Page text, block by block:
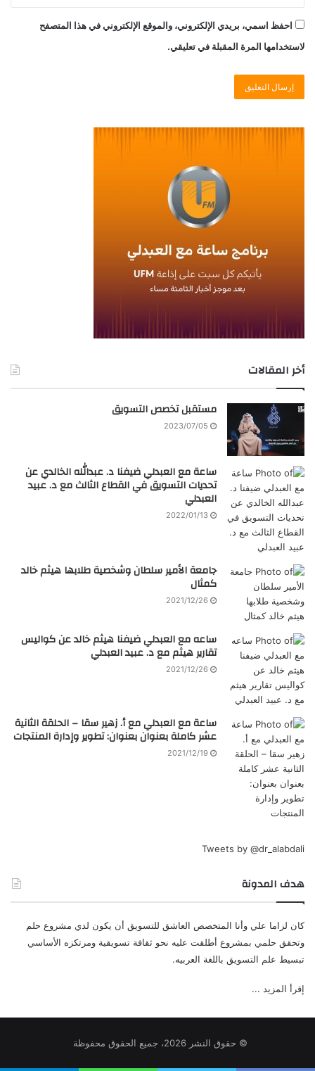
احفظ اسمي، بريدي الإلكتروني، والموقع الإلكتروني في هذا المتصفح
لاستخدامها المرة المقبلة في تعليقي.
أخر المقالات
مستقبل تخصص التسويق
2023/07/05
ساعة مع العبدلي ضيفنا د. عبدالله الخالدي عن
تحديات التسويق في القطاع الثالث مع د. عبيد
العبدلي
2022/01/13
جامعة الأمير سلطان وشخصية طلابها هيثم خالد
كمثال
2021/12/26
ساعه مع العبدلي ضيفنا هيثم خالد عن كواليس
تقارير هيثم مع د. عبيد العبدلي
2021/12/26
ساعة مع العبدلي مع أ. زهير سقا – الحلقة الثانية
عشر كاملة بعنوان بعنوان: تطوير وإدارة المنتجات
2021/12/19
Tweets by @dr_alabdali
هدف المدونة
كان لزاما علي وأنا المتخصص العاشق للتسويق أن يكون لدي مشروع حلم
وتحقق حلمي بمشروع أطلقت عليه نحو ثقافة تسويقية ومرتكزه الأساسي
تبسيط علم التسويق باللغة العربيه.
إقرأ المزيد ...
© حقوق النشر 2026، جميع الحقوق محفوظة